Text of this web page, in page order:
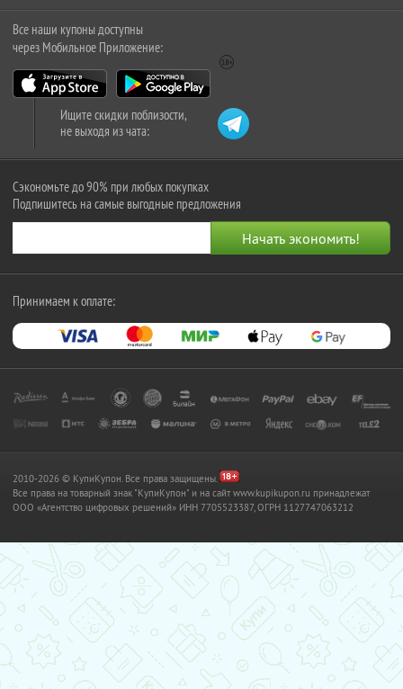
Все наши купоны доступны
через Мобильное Приложение:
Ищите скидки поблизости,
не выходя из чата:
Сэкономьте до 90% при любых покупках
Подпишитесь на самые выгодные предложения
Принимаем к оплате:
2010-2026 © КупиКупон. Все права защищены.
Все права на товарный знак "КупиКупон" и на сайт www.kupikupon.ru принадлежат
OOO «Агентство цифровых решений» ИНН 7705523387, ОГРН 1127747063212